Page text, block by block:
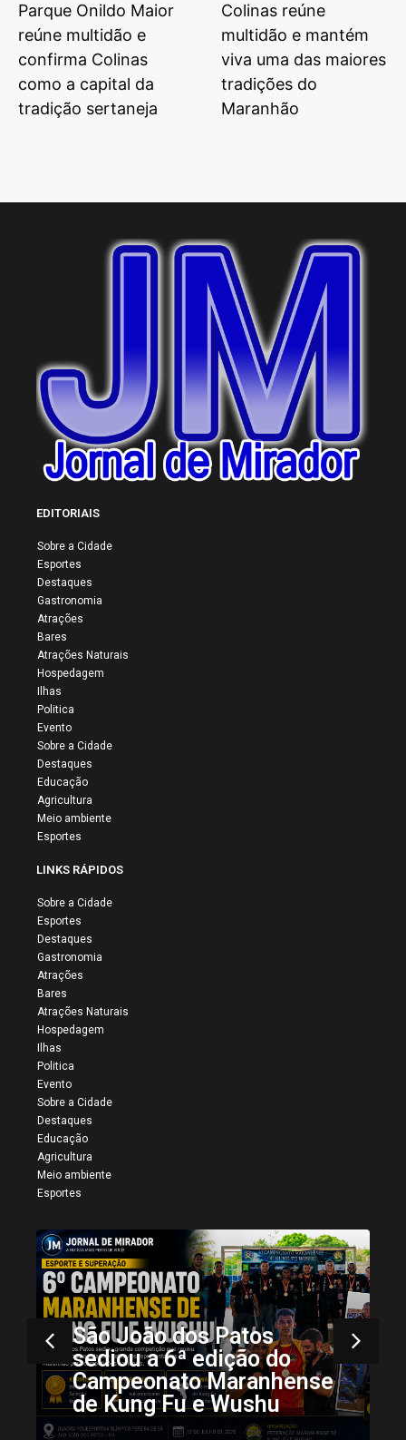
Parque Onildo Maior
reúne multidão e
confirma Colinas
como a capital da
tradição sertaneja
Colinas reúne
multidão e mantém
viva uma das maiores
tradições do
Maranhão
EDITORIAIS
Sobre a Cidade
Esportes
Destaques
Gastronomia
Atrações
Bares
Atrações Naturais
Hospedagem
Ilhas
Politica
Evento
Sobre a Cidade
Destaques
Educação
Agricultura
Meio ambiente
Esportes
LINKS RÁPIDOS
Sobre a Cidade
Esportes
Destaques
Gastronomia
Atrações
Bares
Atrações Naturais
Hospedagem
Ilhas
Politica
Evento
Sobre a Cidade
Destaques
Educação
Agricultura
Meio ambiente
Esportes
Mais registros da 34ª
Vaquejada de Colinas